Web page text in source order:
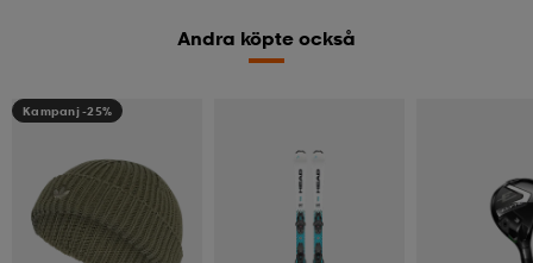
Andra köpte också
Kampanj -25%